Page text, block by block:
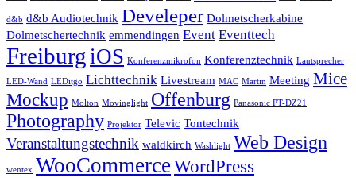
d&b d&b Audiotechnik Develeper Dolmetscherkabine
Dolmetschertechnik emmendingen Event Eventtech
Freiburg iOS Konferenzmikrofon Konferenztechnik Lautsprecher
LED-Wand LEDitgo Lichttechnik Livestream MAC Martin Meeting Mice
Mockup Molton Movinglight Offenburg Panasonic PT-DZ21
Photography Projektor Televic Tontechnik
Veranstaltungstechnik waldkirch Washlight Web Design
wentex WooCommerce WordPress